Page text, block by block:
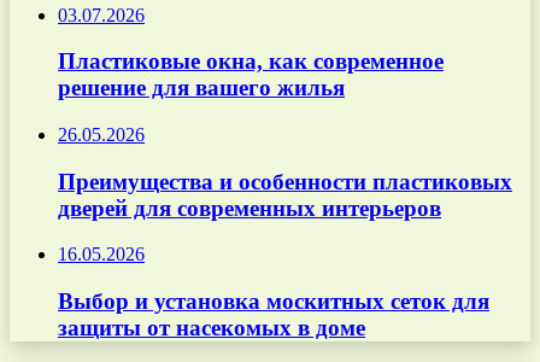
03.07.2026
Пластиковые окна, как современное
решение для вашего жилья
26.05.2026
Преимущества и особенности пластиковых
дверей для современных интерьеров
16.05.2026
Выбор и установка москитных сеток для
защиты от насекомых в доме